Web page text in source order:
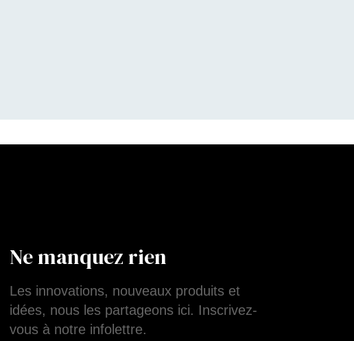
Ne manquez rien
Les innovations, nouveaux produits et
idées, nous les partageons ici. Inscrivez-
vous à notre infolettre.